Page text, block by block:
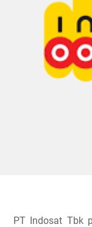
PT Indosat Tbk